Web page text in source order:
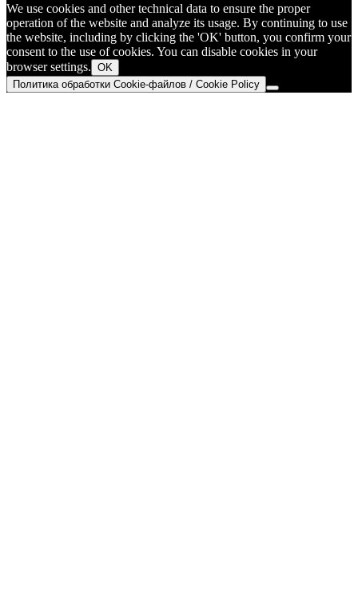
We use cookies and other technical data to ensure the proper
operation of the website and analyze its usage. By continuing to use
the website, including by clicking the 'OK' button, you confirm your
consent to the use of cookies. You can disable cookies in your
browser settings. OK
Политика обработки Cookie-файлов / Cookie Policy